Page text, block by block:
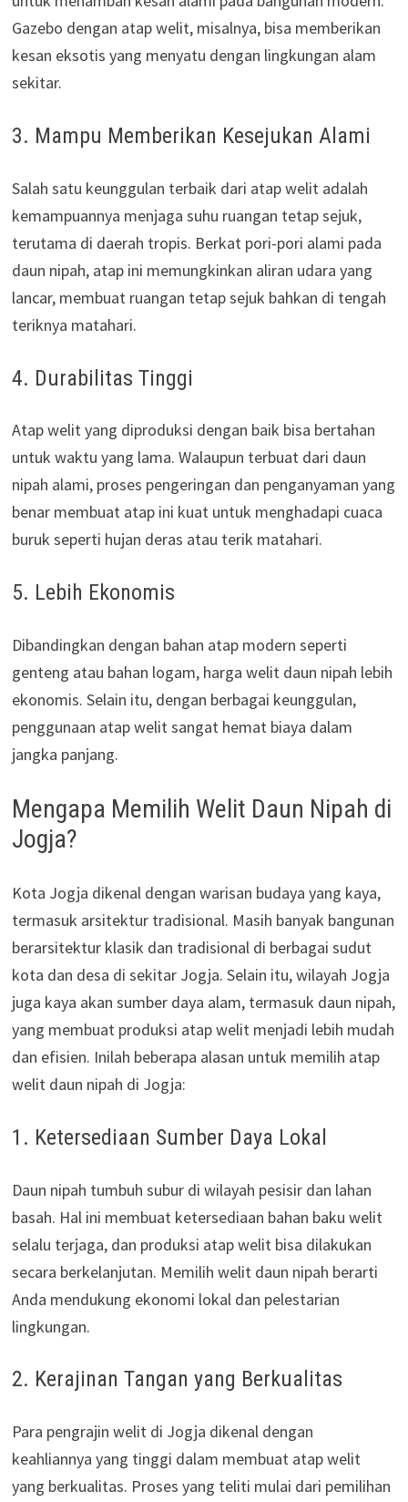
Gazebo dengan atap welit, misalnya, bisa memberikan
kesan eksotis yang menyatu dengan lingkungan alam
sekitar.
3. Mampu Memberikan Kesejukan Alami
Salah satu keunggulan terbaik dari atap welit adalah
kemampuannya menjaga suhu ruangan tetap sejuk,
terutama di daerah tropis. Berkat pori-pori alami pada
daun nipah, atap ini memungkinkan aliran udara yang
lancar, membuat ruangan tetap sejuk bahkan di tengah
teriknya matahari.
4. Durabilitas Tinggi
Atap welit yang diproduksi dengan baik bisa bertahan
untuk waktu yang lama. Walaupun terbuat dari daun
nipah alami, proses pengeringan dan penganyaman yang
benar membuat atap ini kuat untuk menghadapi cuaca
buruk seperti hujan deras atau terik matahari.
5. Lebih Ekonomis
Dibandingkan dengan bahan atap modern seperti
genteng atau bahan logam, harga welit daun nipah lebih
ekonomis. Selain itu, dengan berbagai keunggulan,
penggunaan atap welit sangat hemat biaya dalam
jangka panjang.
Mengapa Memilih Welit Daun Nipah di
Jogja?
Kota Jogja dikenal dengan warisan budaya yang kaya,
termasuk arsitektur tradisional. Masih banyak bangunan
berarsitektur klasik dan tradisional di berbagai sudut
kota dan desa di sekitar Jogja. Selain itu, wilayah Jogja
juga kaya akan sumber daya alam, termasuk daun nipah,
yang membuat produksi atap welit menjadi lebih mudah
dan efisien. Inilah beberapa alasan untuk memilih atap
welit daun nipah di Jogja:
1. Ketersediaan Sumber Daya Lokal
Daun nipah tumbuh subur di wilayah pesisir dan lahan
basah. Hal ini membuat ketersediaan bahan baku welit
selalu terjaga, dan produksi atap welit bisa dilakukan
secara berkelanjutan. Memilih welit daun nipah berarti
Anda mendukung ekonomi lokal dan pelestarian
lingkungan.
2. Kerajinan Tangan yang Berkualitas
Para pengrajin welit di Jogja dikenal dengan
keahliannya yang tinggi dalam membuat atap welit
yang berkualitas. Proses yang teliti mulai dari pemilihan